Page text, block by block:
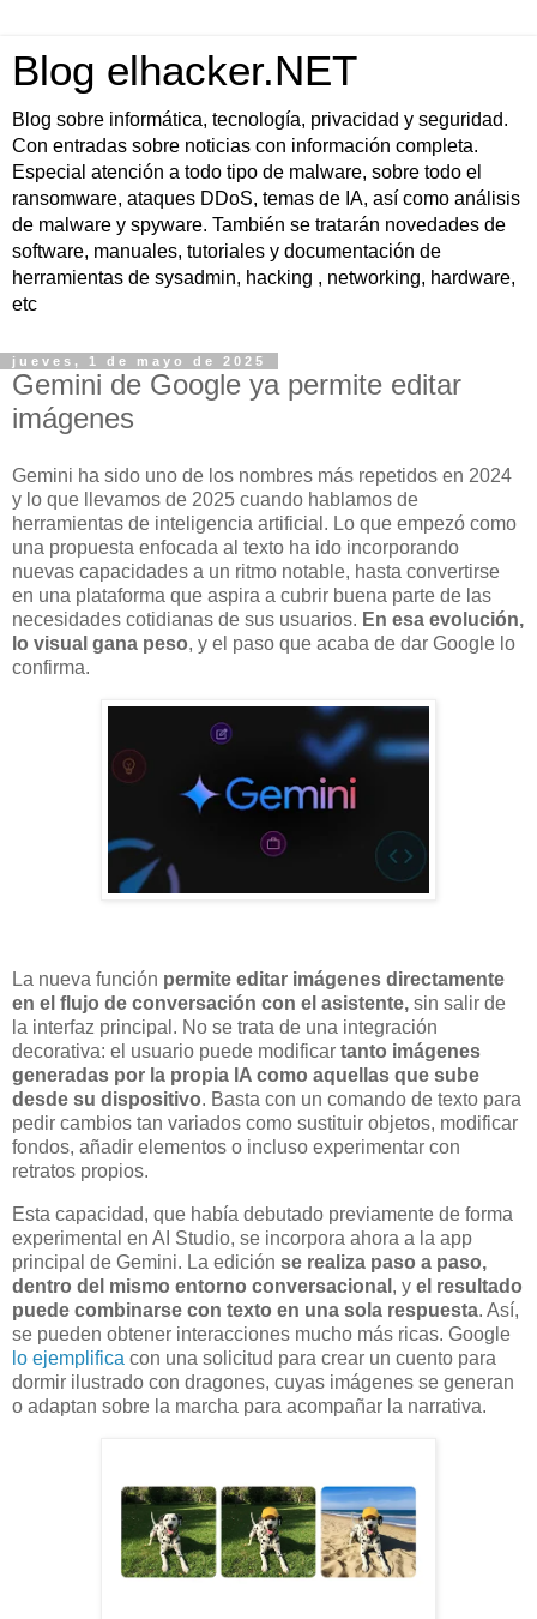
Blog elhacker.NET
Blog sobre informática, tecnología, privacidad y seguridad.
Con entradas sobre noticias con información completa.
Especial atención a todo tipo de malware, sobre todo el
ransomware, ataques DDoS, temas de IA, así como análisis
de malware y spyware. También se tratarán novedades de
software, manuales, tutoriales y documentación de
herramientas de sysadmin, hacking , networking, hardware,
etc
jueves, 1 de mayo de 2025
Gemini de Google ya permite editar
imágenes
Gemini ha sido uno de los nombres más repetidos en 2024
y lo que llevamos de 2025 cuando hablamos de
herramientas de inteligencia artificial. Lo que empezó como
una propuesta enfocada al texto ha ido incorporando
nuevas capacidades a un ritmo notable, hasta convertirse
en una plataforma que aspira a cubrir buena parte de las
necesidades cotidianas de sus usuarios. En esa evolución,
lo visual gana peso, y el paso que acaba de dar Google lo
confirma.
La nueva función permite editar imágenes directamente
en el flujo de conversación con el asistente, sin salir de
la interfaz principal. No se trata de una integración
decorativa: el usuario puede modificar tanto imágenes
generadas por la propia IA como aquellas que sube
desde su dispositivo. Basta con un comando de texto para
pedir cambios tan variados como sustituir objetos, modificar
fondos, añadir elementos o incluso experimentar con
retratos propios.
Esta capacidad, que había debutado previamente de forma
experimental en AI Studio, se incorpora ahora a la app
principal de Gemini. La edición se realiza paso a paso,
dentro del mismo entorno conversacional , y el resultado
puede combinarse con texto en una sola respuesta. Así,
se pueden obtener interacciones mucho más ricas. Google
lo ejemplifica con una solicitud para crear un cuento para
dormir ilustrado con dragones, cuyas imágenes se generan
o adaptan sobre la marcha para acompañar la narrativa.